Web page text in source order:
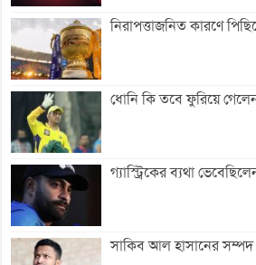
নিরাপত্তাজনিত কারণে
ধোনি কি তবে ফুরিয়ে
গ্যাস্ট্রিকের ব্যথা
সাকিব আল হাসানের সম্পদ